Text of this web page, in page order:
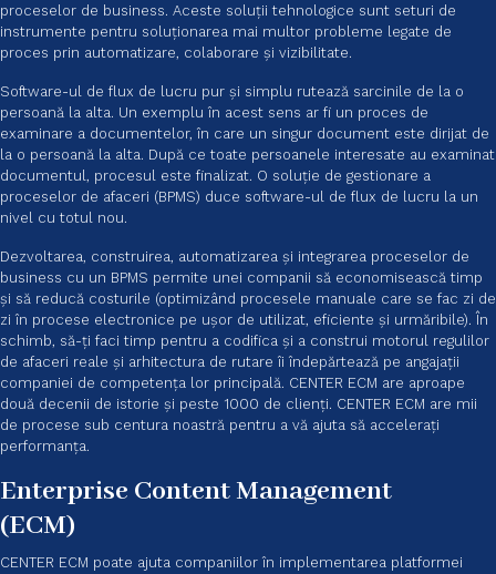
proceselor de business. Aceste soluții tehnologice sunt seturi de
instrumente pentru soluționarea mai multor probleme legate de
proces prin automatizare, colaborare și vizibilitate.
Software-ul de flux de lucru pur și simplu rutează sarcinile de la o
persoană la alta. Un exemplu în acest sens ar fi un proces de
examinare a documentelor, în care un singur document este dirijat de
la o persoană la alta. După ce toate persoanele interesate au examinat
documentul, procesul este finalizat. O soluție de gestionare a
proceselor de afaceri (BPMS) duce software-ul de flux de lucru la un
nivel cu totul nou.
Dezvoltarea, construirea, automatizarea și integrarea proceselor de
business cu un BPMS permite unei companii să economisească timp
și să reducă costurile (optimizând procesele manuale care se fac zi de
zi în procese electronice pe ușor de utilizat, eficiente și urmăribile). În
schimb, să-ți faci timp pentru a codifica și a construi motorul regulilor
de afaceri reale și arhitectura de rutare îi îndepărtează pe angajații
companiei de competența lor principală. CENTER ECM are aproape
două decenii de istorie și peste 1000 de clienți. CENTER ECM are mii
de procese sub centura noastră pentru a vă ajuta să accelerați
performanța.
Enterprise Content Management
(ECM)
CENTER ECM poate ajuta companiilor în implementarea platformei